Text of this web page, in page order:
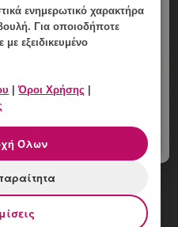
Ποιος
Ποιος Έλεγχος Μπορεί να
έλεγχος και
καθοδήγηση στη
ενημερωτικό χαρακτήρα
Για οποιοδήποτε
εξειδικευμένο
|Όροι Χρήσης
Όλων